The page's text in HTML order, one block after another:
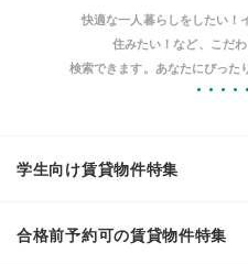
快適な一人暮らしをしたい！
住みたい！など、こだ
検索できます。あなたにぴった
学生向け賃貸物件特集
合格前予約可の賃貸物件特集